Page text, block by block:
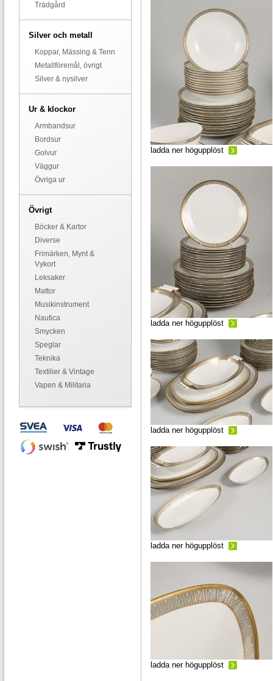
Trädgård
Silver och metall
Koppar, Mässing & Tenn
Metallföremål, övrigt
Silver & nysilver
Ur & klockor
Armbandsur
Bordsur
Golvur
Väggur
Övriga ur
Övrigt
Böcker & Kartor
Diverse
Frimärken, Mynt &
Vykort
Leksaker
Mattor
Musikinstrument
Nautica
Smycken
Speglar
Teknika
Textilier & Vintage
Vapen & Militaria
ladda ner högupplöst
ladda ner högupplöst
ladda ner högupplöst
ladda ner högupplöst
ladda ner högupplöst